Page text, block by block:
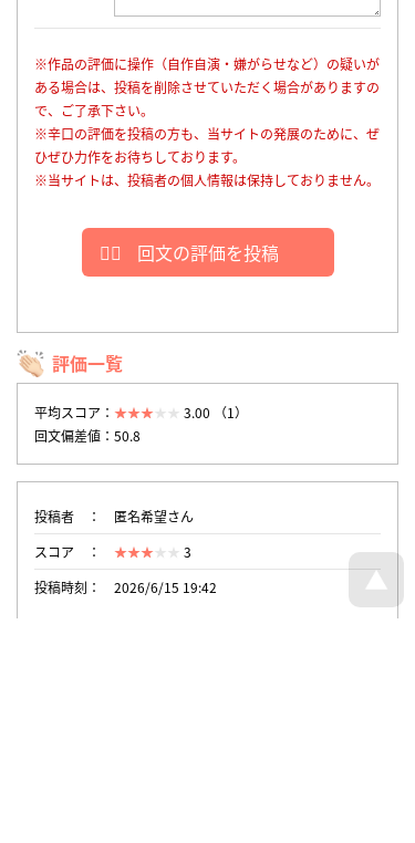
※作品の評価に操作（自作自演・嫌がらせなど）の疑いが
ある場合は、投稿を削除させていただく場合がありますの
で、ご了承下さい。
※辛口の評価を投稿の方も、当サイトの発展のために、ぜ
ひぜひ力作をお待ちしております。
※当サイトは、投稿者の個人情報は保持しておりません。
回文の評価を投稿
評価一覧
平均スコア：
3.00 （1）
回文偏差値：50.8
投稿者
匿名希望さん
スコア
3
投稿時刻
2026/6/15 19:42